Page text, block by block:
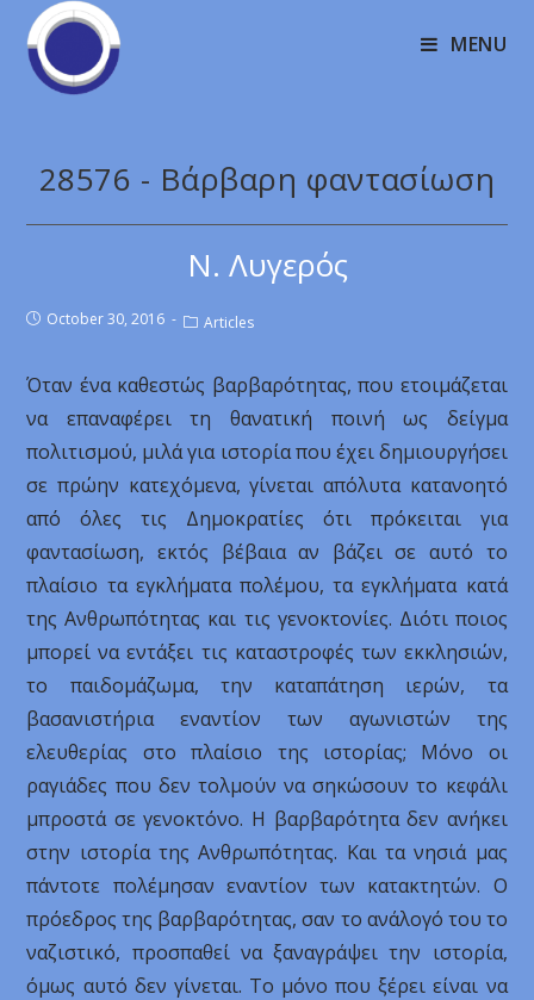
MENU
28576 - Βάρβαρη φαντασίωση
Ν. Λυγερός
October 30, 2016 Articles
Όταν ένα καθεστώς βαρβαρότητας, που ετοιμάζεται
να επαναφέρει τη θανατική ποινή ως δείγμα
πολιτισμού, μιλά για ιστορία που έχει δημιουργήσει
σε πρώην κατεχόμενα, γίνεται απόλυτα κατανοητό
από όλες τις Δημοκρατίες ότι πρόκειται για
φαντασίωση, εκτός βέβαια αν βάζει σε αυτό το
πλαίσιο τα εγκλήματα πολέμου, τα εγκλήματα κατά
της Ανθρωπότητας και τις γενοκτονίες. Διότι ποιος
μπορεί να εντάξει τις καταστροφές των εκκλησιών,
το παιδομάζωμα, την καταπάτηση ιερών, τα
βασανιστήρια εναντίον των αγωνιστών της
ελευθερίας στο πλαίσιο της ιστορίας; Μόνο οι
ραγιάδες που δεν τολμούν να σηκώσουν το κεφάλι
μπροστά σε γενοκτόνο. Η βαρβαρότητα δεν ανήκει
στην ιστορία της Ανθρωπότητας. Και τα νησιά μας
πάντοτε πολέμησαν εναντίον των κατακτητών. Ο
πρόεδρος της βαρβαρότητας, σαν το ανάλογό του το
ναζιστικό, προσπαθεί να ξαναγράψει την ιστορία,
όμως αυτό δεν γίνεται. Το μόνο που ξέρει είναι να